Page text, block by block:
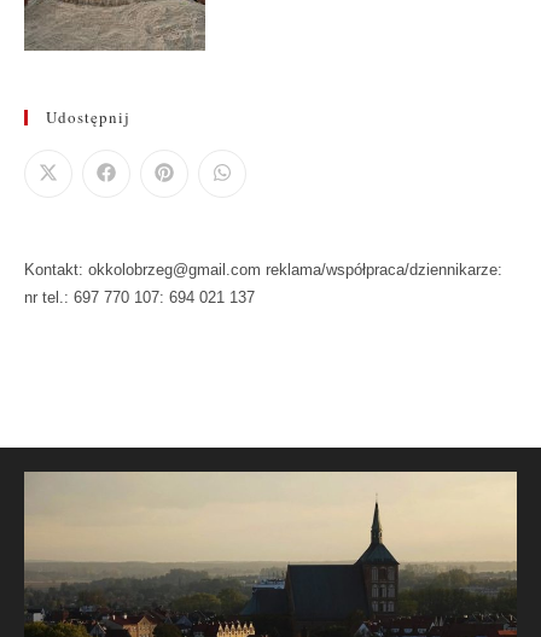
Udostępnij
Kontakt: okkolobrzeg@gmail.com reklama/współpraca/dziennikarze:
nr tel.: 697 770 107: 694 021 137